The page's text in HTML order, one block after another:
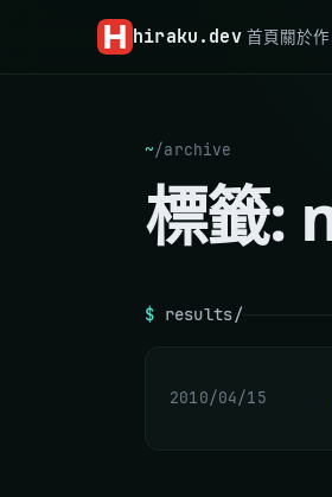
hiraku .dev 首頁關於
~/archive
標籤:
$ results/
2010/04/15